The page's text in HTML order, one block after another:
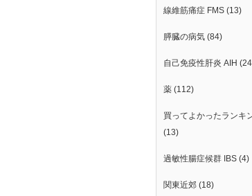
線維筋痛症 FMS (13)
膵臓の病気 (84)
自己免疫性肝炎 AIH
薬 (112)
買ってよかったランキ
(13)
過敏性腸症候群 IBS (4)
関東近郊 (18)